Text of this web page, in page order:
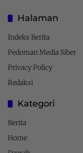
Halaman
Indeks Berita
Pedoman Media Siber
Privacy Policy
Redaksi
Kategori
Berita
Home